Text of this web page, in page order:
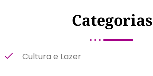
Categorias
Cultura e Lazer